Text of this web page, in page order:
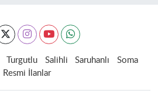
Turgutlu Salihli Saruhanlı
Soma
Resmi İlanlar